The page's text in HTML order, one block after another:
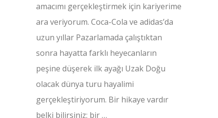
amacımı gerçekleştirmek için kariyerime
ara veriyorum. Coca-Cola ve adidas’da
uzun yıllar Pazarlamada çalıştıktan
sonra hayatta farklı heyecanların
peşine düşerek ilk ayağı Uzak Doğu
olacak dünya turu hayalimi
gerçekleştiriyorum. Bir hikaye vardır
belki bilirsiniz; bir …